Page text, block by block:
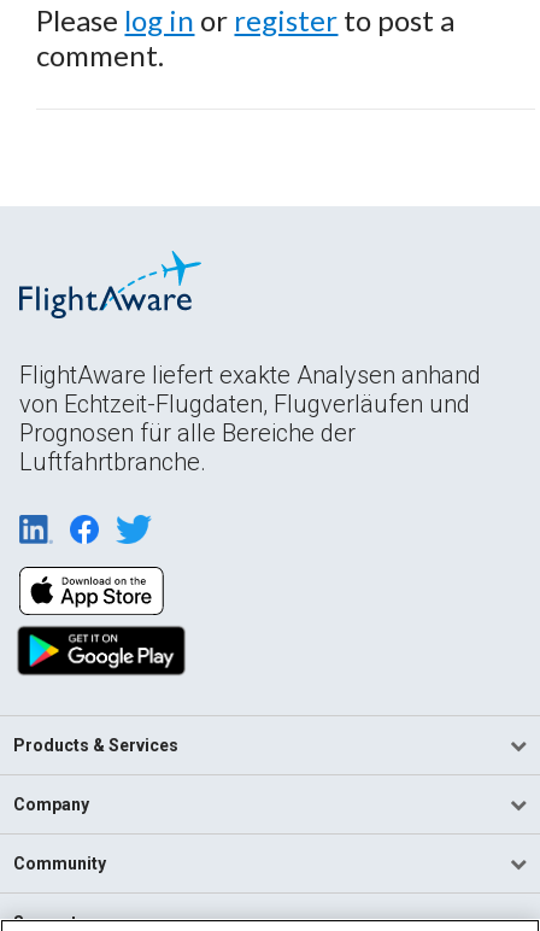
Please log in or register to post a
comment.
FlightAware liefert exakte Analysen anhand
von Echtzeit-Flugdaten, Flugverläufen und
Prognosen für alle Bereiche der
Luftfahrtbranche.
Products & Services
Company
Community
Support